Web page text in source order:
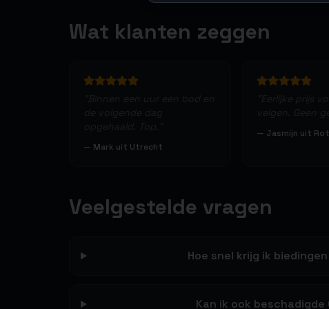
Wat klanten zeggen
— Mark uit Utrecht
— Jasmijn uit
Veelgestelde vragen
Hoe snel krijg ik
Kan ik ook